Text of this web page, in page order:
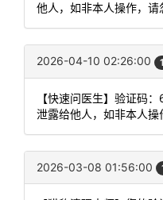
他人，如非本人操作，请
2026-04-10 02:26:00
【快速问医生】验证码
泄露给他人，如非本人操
2026-03-08 01:56:00